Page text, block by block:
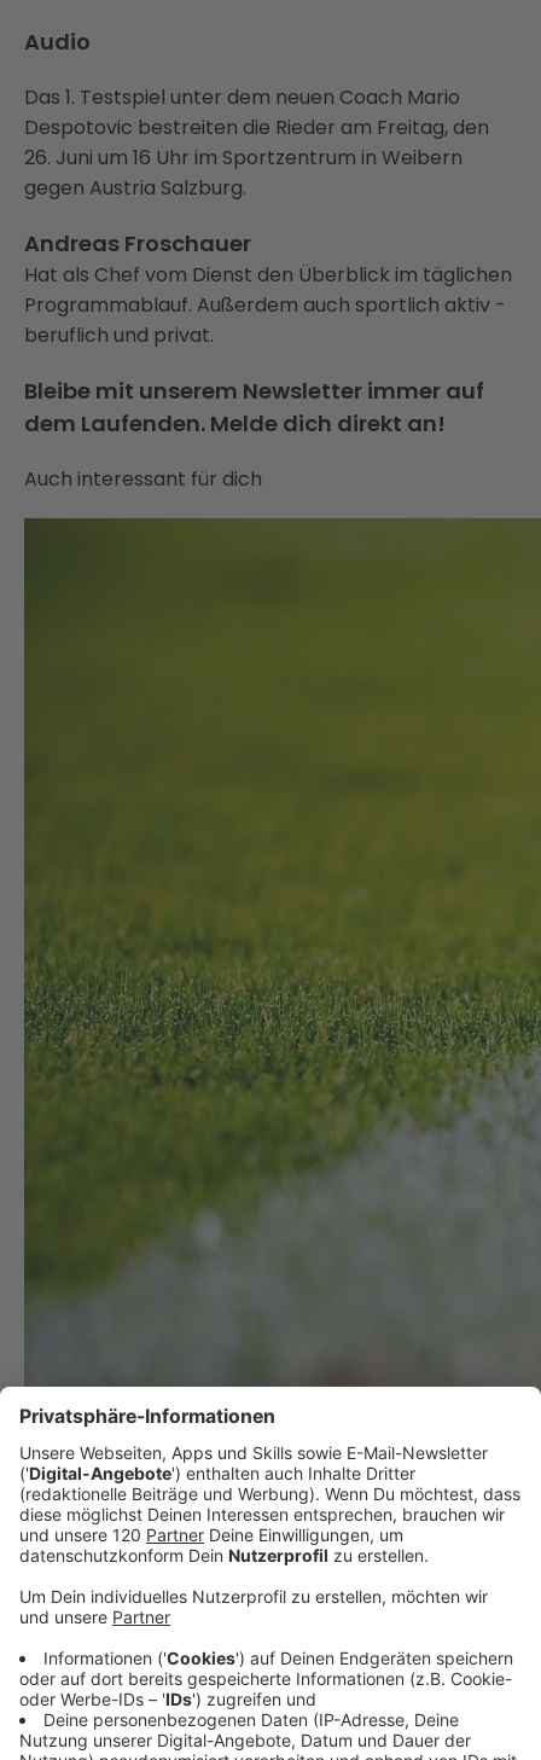
Audio
Das 1. Testspiel unter dem neuen Coach Mario
Despotovic bestreiten die Rieder am Freitag, den
26. Juni um 16 Uhr im Sportzentrum in Weibern
gegen Austria Salzburg.
Andreas Froschauer
Hat als Chef vom Dienst den Überblick im täglichen
Programmablauf. Außerdem auch sportlich aktiv -
beruflich und privat.
Bleibe mit unserem Newsletter immer auf
dem Laufenden. Melde dich direkt an!
Auch interessant für dich